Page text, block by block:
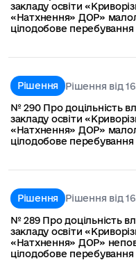
закладу освіти
«Натхнення» ДОР»
цілодобове перебування
Рішення
Рішення від
№ 290 Про доцільність
закладу освіти
«Натхнення» ДОР»
цілодобове перебування
Рішення
Рішення від
№ 289 Про доцільність
закладу освіти
«Натхнення» ДОР»
цілодобове перебування